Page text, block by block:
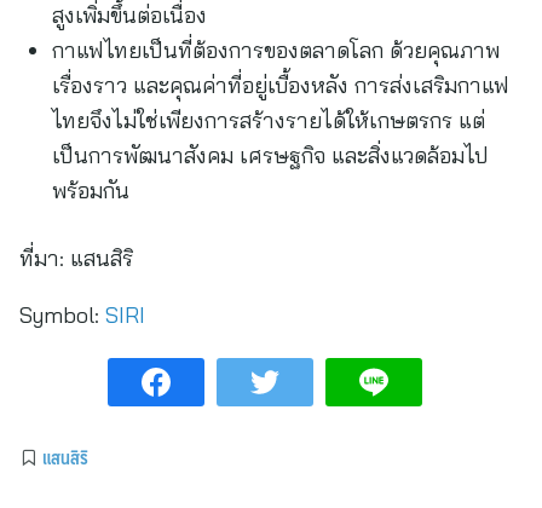
สูงเพิ่มขึ้นต่อเนื่อง
กาแฟไทยเป็นที่ต้องการของตลาดโลก ด้วยคุณภาพ
เรื่องราว และคุณค่าที่อยู่เบื้องหลัง การส่งเสริมกาแฟ
ไทยจึงไม่ใช่เพียงการสร้างรายได้ให้เกษตรกร แต่
เป็นการพัฒนาสังคม เศรษฐกิจ และสิ่งแวดล้อมไป
พร้อมกัน
ที่มา: แสนสิริ
Symbol: SIRI
แสนสิริ